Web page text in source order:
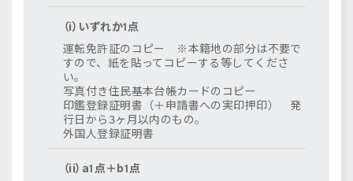
（i）いずれか1点
運転免許証のコピー ※本籍地の部分は不要で
すので、紙を貼ってコピーする等してくださ
い。
写真付き住民基本台帳カードのコピー
印鑑登録証明書（＋申請書への実印押印） 発
行日から3ヶ月以内のもの。
外国人登録証明書
（ii）a1点＋b1点